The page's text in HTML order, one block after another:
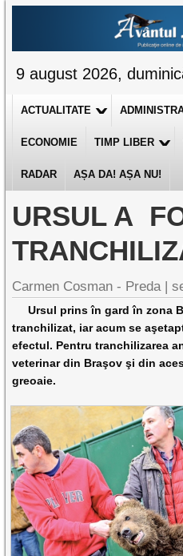
9 august 2026,
ACTUALITATE
ECONOMIE TIMP LIBER
RADAR AȘA DA! AȘA NU!
URSUL A
Carmen Cosman - Preda |
Ursul prins în gard în zona
tranchilizat, iar acum se
efectul. Pentru tranchilizarea
veterinar din Braşov şi din
greoaie.